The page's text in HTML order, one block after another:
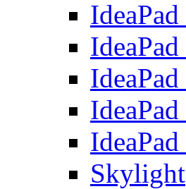
IdeaPad
IdeaPad
Skylight